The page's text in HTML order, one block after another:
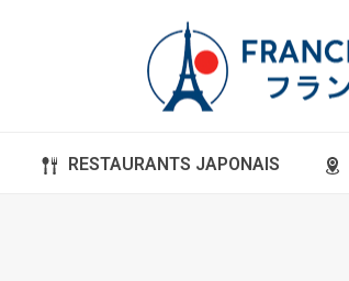
RESTAURANTS JAPONAIS